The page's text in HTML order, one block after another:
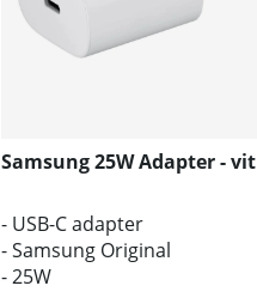
Samsung 25W Adapter - vit
- USB-C adapter
- Samsung Original
- 25W